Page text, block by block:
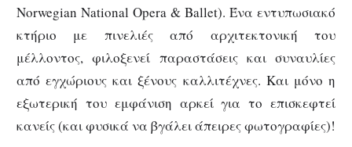
Norwegian National Opera & Ballet). Ένα εντυπωσιακό
κτήριο με πινελιές από αρχιτεκτονική του
μέλλοντος, φιλοξενεί παραστάσεις και συναυλίες
από εγχώριους και ξένους καλλιτέχνες. Και μόνο η
εξωτερική του εμφάνιση αρκεί για το επισκεφτεί
κανείς (και φυσικά να βγάλει άπειρες φωτογραφίες)!